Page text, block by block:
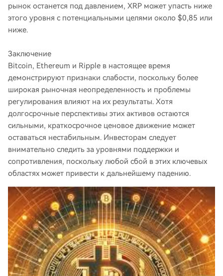
рынок останется под давлением, XRP может упасть ниже
этого уровня с потенциальными целями около $0,85 или
ниже.
Заключение
Bitcoin, Ethereum и Ripple в настоящее время
демонстрируют признаки слабости, поскольку более
широкая рыночная неопределенность и проблемы
регулирования влияют на их результаты. Хотя
долгосрочные перспективы этих активов остаются
сильными, краткосрочное ценовое движение может
оставаться нестабильным. Инвесторам следует
внимательно следить за уровнями поддержки и
сопротивления, поскольку любой сбой в этих ключевых
областях может привести к дальнейшему падению.